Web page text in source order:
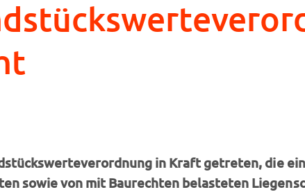
in Kraft getreten, die
sowie von mit Baurechten belasteten